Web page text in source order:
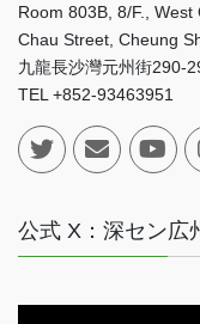
Room 803B, 8/F.,
Chau Street, Cheung
九龍長沙灣元州街290-
TEL +852-93463951
公式 X：深セン広